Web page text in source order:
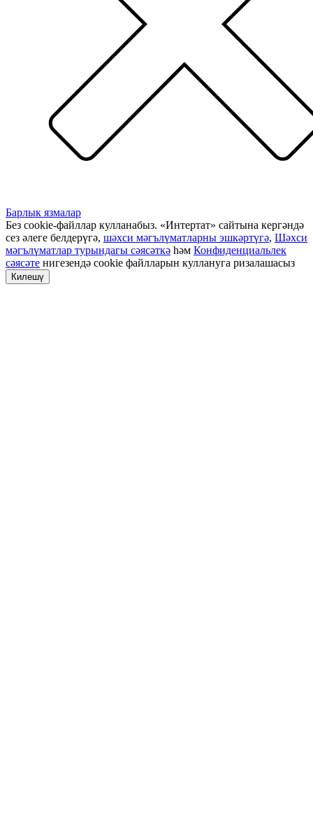
Барлык язмалар
Без cookie-файллар кулланабыз. «Интертат» сайтына кергәндә
сез әлеге белдерүгә, шәхси мәгълүматларны эшкәртүгә, Шәхси
мәгълүматлар турындагы сәясәткә һәм Конфиденциальлек
сәясәте нигезендә cookie файлларын куллануга ризалашасыз
Килешү